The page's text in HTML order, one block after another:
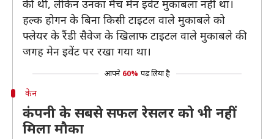
की थी, लेकिन उनका मैच मेन इवेंट मुकाबला नहीं था।
हल्क होगन के बिना किसी टाइटल वाले मुकाबले को
फ्लेयर के रैंडी सैवेज के खिलाफ टाइटल वाले मुकाबले की
जगह मेन इवेंट पर रखा गया था।
आपने 60% पढ़ लिया है
केन
कंपनी के सबसे सफल रेसलर को भी नहीं
मिला मौका